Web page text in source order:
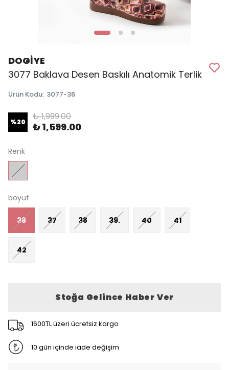
DOGİYE
3077 Baklava Desen Baskılı Anatomik Terlik
Ürün Kodu: 3077-36
%20 ₺ 1,999.00
₺ 1,599.00
Renk
boyut
36 37 38 39. 40 41
42
Stoğa Gelince Haber Ver
1600TL üzeri ücretsiz kargo
10 gün içinde iade değişim